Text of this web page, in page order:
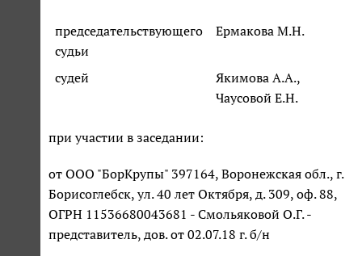
председательствующего
судьи
Ермакова М.Н.
судей
Якимова А.А.,
Чаусовой Е.Н.
при участии в заседании:
от ООО "БорКрупы" 397164, Воронежская обл., г.
Борисоглебск, ул. 40 лет Октября, д. 309, оф. 88,
ОГРН 11536680043681 - Смольяковой О.Г. -
представитель, дов. от 02.07.18 г. б/н